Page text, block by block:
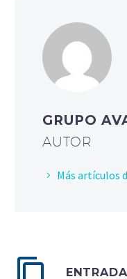
GRUPO
AUTOR
Más artículos